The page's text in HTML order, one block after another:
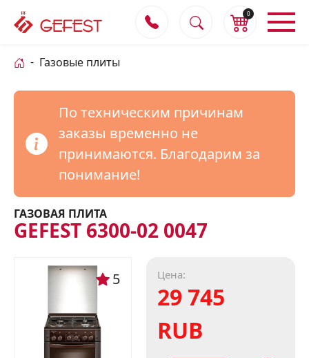
0
Газовые плиты
По техническим причинам
заказы временно не
принимаются. Благодарим за
понимание!
ГАЗОВАЯ ПЛИТА
GEFEST 6300-02 0047
5 Цена:
29 745
RUB